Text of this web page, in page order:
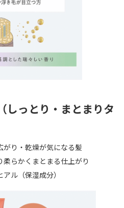
しっとり・まとまりタ
がり・乾燥が気になる髪
柔らかくまとまる仕上がり
ル（保湿成分）